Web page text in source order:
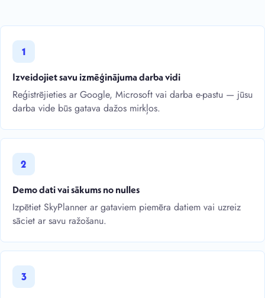
1
Izveidojiet savu izmēģinājuma darba vidi
Reģistrējieties ar Google, Microsoft vai darba e-pastu — jūsu
darba vide būs gatava dažos mirkļos.
2
Demo dati vai sākums no nulles
Izpētiet SkyPlanner ar gataviem piemēra datiem vai uzreiz
sāciet ar savu ražošanu.
3